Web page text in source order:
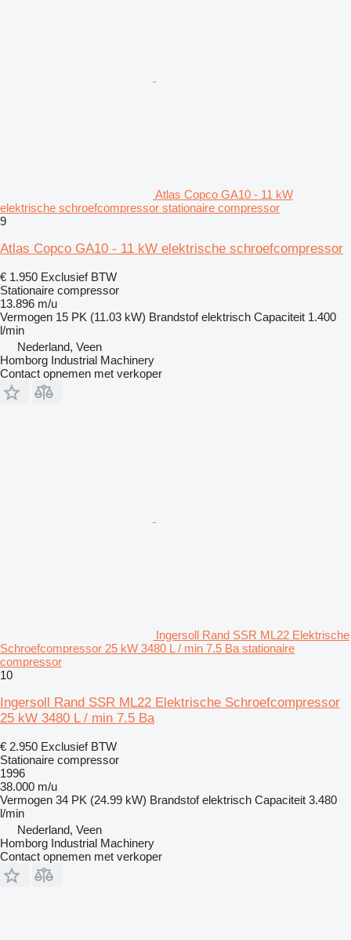
Atlas Copco GA10 - 11 kW
elektrische schroefcompressor stationaire compressor
9
Atlas Copco GA10 - 11 kW elektrische schroefcompressor
€ 1.950 Exclusief BTW
Stationaire compressor
13.896 m/u
Vermogen 15 PK (11.03 kW) Brandstof elektrisch Capaciteit 1.400
l/min
Nederland, Veen
Homborg Industrial Machinery
Contact opnemen met verkoper
Ingersoll Rand SSR ML22 Elektrische
Schroefcompressor 25 kW 3480 L / min 7.5 Ba stationaire
compressor
10
Ingersoll Rand SSR ML22 Elektrische Schroefcompressor
25 kW 3480 L / min 7.5 Ba
€ 2.950 Exclusief BTW
Stationaire compressor
1996
38.000 m/u
Vermogen 34 PK (24.99 kW) Brandstof elektrisch Capaciteit 3.480
l/min
Nederland, Veen
Homborg Industrial Machinery
Contact opnemen met verkoper